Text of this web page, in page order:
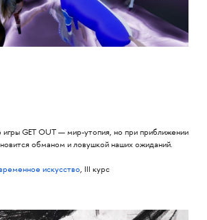
игры GET OUT — мир-утопия, но при приближении
обманом и ловушкой наших ожиданий.
искусство, III курс